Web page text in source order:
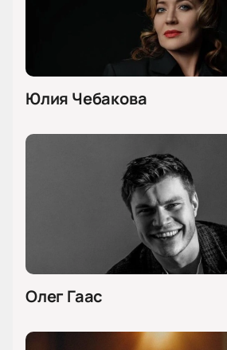
Юлия Чебакова
Олег Гаас